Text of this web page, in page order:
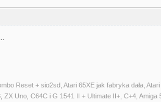
Reset + sio2sd, Atari 65XE jak fabryka dała,
Uno, C64C i G 1541 II + Ultimate II+, C+4,